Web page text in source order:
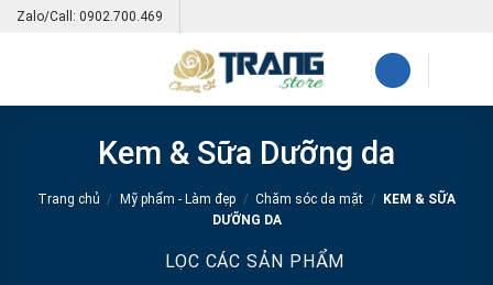
SkipZalo/Call: 0902.700.469
Kem & Sữa Dưỡng da
Trang chủ / Mỹ phẩm - Làm đẹp / Chăm sóc da mặt /
KEM & SỮA
DƯỠNG DA
LỌC CÁC SẢN PHẨM